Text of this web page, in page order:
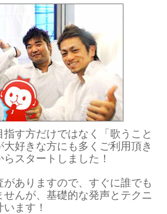
す方だけではなく「歌うこと
好きな方にも多くご利用頂き
スタートしました！
がありますので、すぐに誰でも
せんが、基礎的な発声とテクニ
ます！